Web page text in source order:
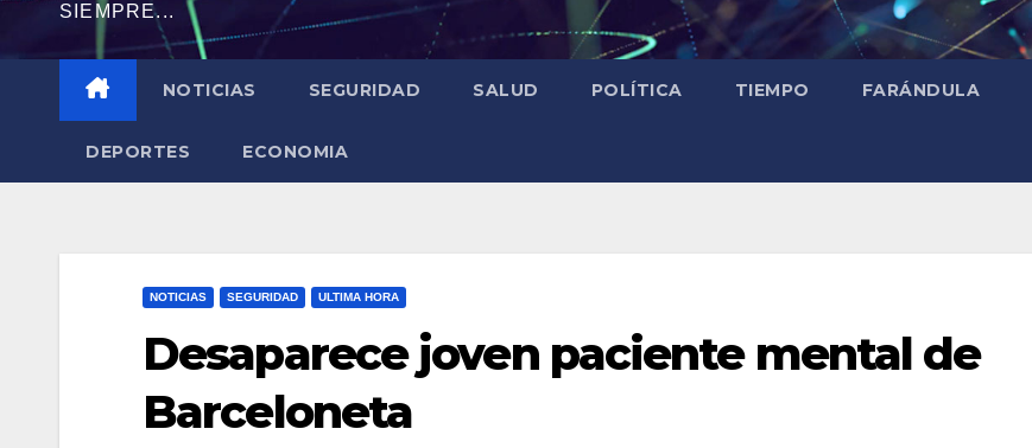
SIEMPRE...
NOTICIAS SEGURIDAD SALUD POLÍTICA TIEMPO FARÁNDULA
DEPORTES ECONOMIA
NOTICIAS SEGURIDAD ULTIMA HORA
Desaparece joven paciente mental de
Barceloneta